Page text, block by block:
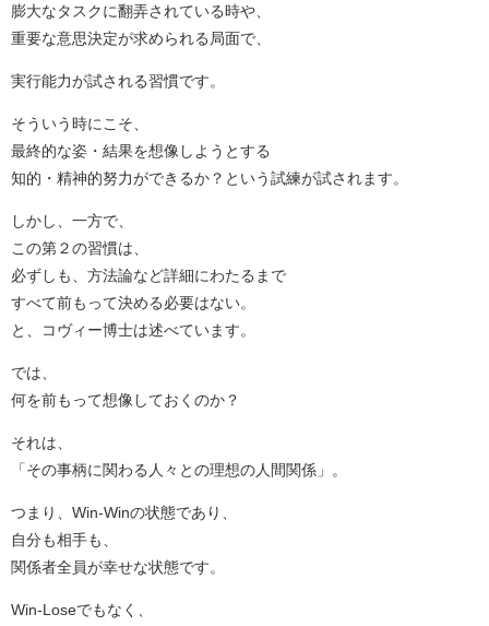
膨大なタスクに翻弄されている時や、
重要な意思決定が求められる局面で、
実行能力が試される習慣です。
そういう時にこそ、
最終的な姿・結果を想像しようとする
知的・精神的努力ができるか？という試練が試されます。
しかし、一方で、
この第２の習慣は、
必ずしも、方法論など詳細にわたるまで
すべて前もって決める必要はない。
と、コヴィー博士は述べています。
では、
何を前もって想像しておくのか？
それは、
「その事柄に関わる人々との理想の人間関係」。
つまり、Win-Winの状態であり、
自分も相手も、
関係者全員が幸せな状態です。
Win-Loseでもなく、